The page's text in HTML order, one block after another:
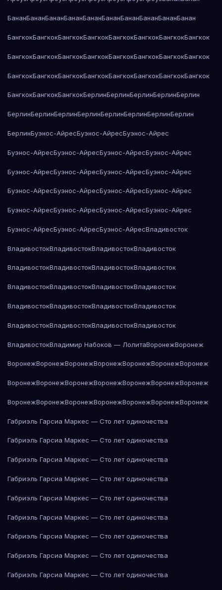
БананБананБананБананБананБананБананБананБананБанан
БангкокБангкокБангкокБангкокБангкокБангкокБангкокБангкок
БангкокБангкокБангкокБангкокБангкокБангкокБангкокБангкок
БангкокБангкокБангкокБангкокБангкокБангкокБангкокБангкок
БангкокБангкокБангкокБерлинБерлинБерлинБерлинБерлин
БерлинБерлинБерлинБерлинБерлинБерлинБерлинБерлин
БерлинБуэнос-АйресБуэнос-АйресБуэнос-Айрес
Буэнос-АйресБуэнос-АйресБуэнос-АйресБуэнос-Айрес
Буэнос-АйресБуэнос-АйресБуэнос-АйресБуэнос-Айрес
Буэнос-АйресБуэнос-АйресБуэнос-АйресБуэнос-Айрес
Буэнос-АйресБуэнос-АйресБуэнос-АйресБуэнос-Айрес
Буэнос-АйресБуэнос-АйресБуэнос-АйресВладивосток
ВладивостокВладивостокВладивостокВладивосток
ВладивостокВладивостокВладивостокВладивосток
ВладивостокВладивостокВладивостокВладивосток
ВладивостокВладивостокВладивостокВладивосток
ВладивостокВладивостокВладивостокВладивосток
ВладивостокВладимир Набоков — ЛолитаВоронежВоронеж
ВоронежВоронежВоронежВоронежВоронежВоронежВоронеж
ВоронежВоронежВоронежВоронежВоронежВоронежВоронеж
ВоронежВоронежВоронежВоронежВоронежВоронежВоронеж
Габриэль Гарсиа Маркес — Сто лет одиночества
Габриэль Гарсиа Маркес — Сто лет одиночества
Габриэль Гарсиа Маркес — Сто лет одиночества
Габриэль Гарсиа Маркес — Сто лет одиночества
Габриэль Гарсиа Маркес — Сто лет одиночества
Габриэль Гарсиа Маркес — Сто лет одиночества
Габриэль Гарсиа Маркес — Сто лет одиночества
Габриэль Гарсиа Маркес — Сто лет одиночества
Габриэль Гарсиа Маркес — Сто лет одиночества